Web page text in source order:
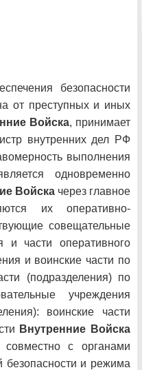
безопасности
от преступных и иных
Войска, принимает
внутренних дел РФ
выполнения
одновременно
Войскачерез главное
их оперативно-
совещательные
и части оперативного
и воинские части по
(подразделения) по
учреждения
воинские части
Внутренние Войска
с органами
безопасности и режима